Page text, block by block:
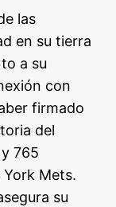
las
en su tierra
a su
con
firmado
del
765
Mets.
su